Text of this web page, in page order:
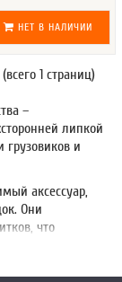
НЕТ В НАЛИЧИИ
1 страниц)
–
липкой
грузовиков и
аксессуар,
Они
что
особенно